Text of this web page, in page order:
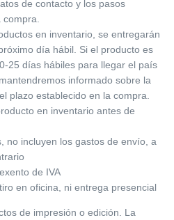
de contacto y los pasos
en inventario, se entregarán
día hábil. Si el producto es
25 días hábiles para llegar el país
informado sobre la
plazo establecido en la compra.
en inventario antes de
no incluyen los gastos de envío, a
de IVA
en oficina, ni entrega presencial
de impresión o edición. La